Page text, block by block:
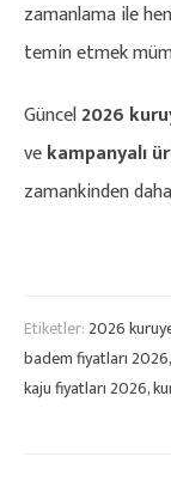
zamanlama ile
temin etmek
Güncel2026
vekampanyalı
zamankinden
Etiketler:2026
badem fiyatları 2026,
kaju fiyatları 2026,